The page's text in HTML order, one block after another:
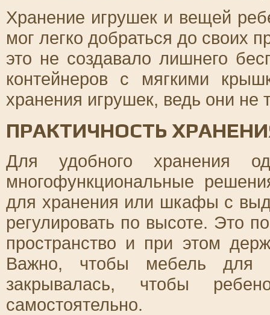
Хранение игрушек и вещей
мог легко добраться до своих
это не создавало лишнего
контейнеров с мягкими
хранения игрушек, ведь они не
ПРАКТИЧНОСТЬ
Для удобного хранения
многофункциональные
для хранения или шкафы с
регулировать по высоте. Это
пространство и при этом
Важно, чтобы мебель для
закрывалась, чтобы
самостоятельно.